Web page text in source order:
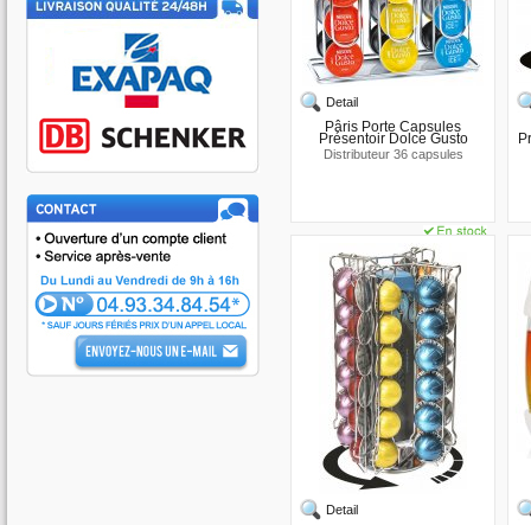
Detail
Pâris Porte Capsules
Présentoir Dolce Gusto
Distributeur 36 capsules
Detail